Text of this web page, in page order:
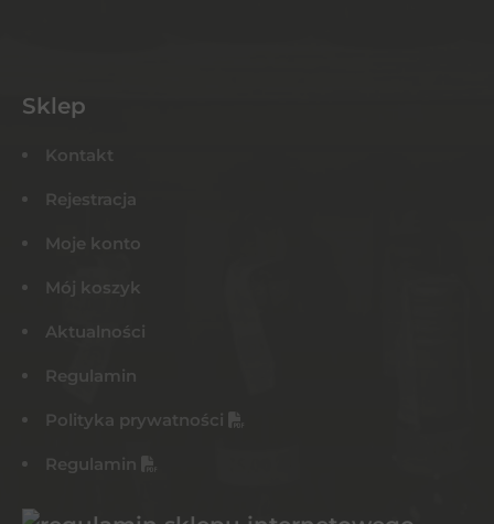
Sklep
Kontakt
Rejestracja
Moje konto
Mój koszyk
Aktualności
Regulamin
Polityka prywatności
Regulamin